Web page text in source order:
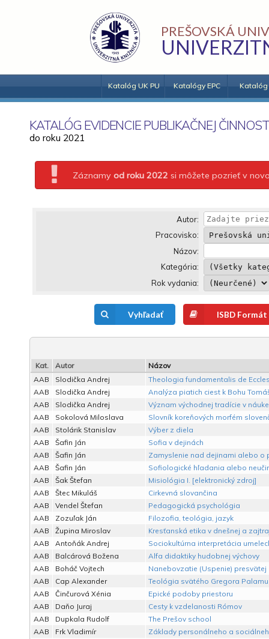
PREŠOVSKÁ
Katalóg UK PU Katalógy EPC Katalóg
KATALÓG EVIDENCIE PUBLIKAČNEJ
do roku 2021
Záznamyod roku 2022 si môžete pozrieť v
Autor:
Pracovisko:
Názov:
Kategória:
Rok vydania:
Vyhľadať ISBD Formát
Kat. Autor
Názov
AAB
Slodička Andrej
Theologia fundamentalis de
AAB
Slodička Andrej
Analýza piatich ciest k Bohu
AAB
Slodička Andrej
Význam východnej tradície v
AAB
Sokolová Miloslava
Slovník koreňových morfém
AAB
Stolárik Stanislav
Výber z diela
AAB
Šafin Ján
Sofia v dejinách
AAB
Šafin Ján
Zamyslenie nad dejinami alebo o
AAB
Šafin Ján
Sofiologické hľadania alebo
AAB
Šak Štefan
Misiológia I. [elektronický zdroj]
AAB
Štec Mikuláš
Cirkevná slovančina
AAB
Vendel Štefan
Pedagogická psychológia
AAB
Zozuľak Ján
Filozofia, teológia, jazyk
AAB
Župina Miroslav
Kresťanská etika v dnešnej a
AAB
Antoňák Andrej
Sociokultúrna interpretácia
AAB
Balcárová Božena
Alfa didaktiky hudobnej výchovy
AAB
Boháč Vojtech
Nanebovzatie (Uspenie)
AAB
Cap Alexander
Teológia svätého Gregora Palamu
AAB
Činčurová Xénia
Epické podoby priestoru
AAB
Daňo Juraj
Cesty k vzdelanosti Rómov
AAB
Dupkala Rudolf
The Prešov school
AAB
Frk Vladimír
Základy personálneho a